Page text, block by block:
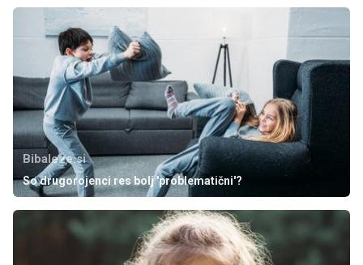
Bibaleze.si
So drugorojenci res bolj 'problematični'?